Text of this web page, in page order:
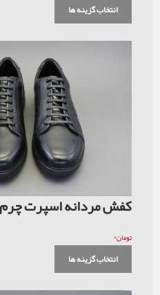
انتخاب گزینه ها
کفش مردانه اسپرت چرم 1270
تومان۰
انتخاب گزینه ها